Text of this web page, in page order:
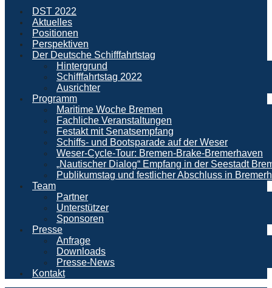
DST 2022
Aktuelles
Positionen
Perspektiven
Der Deutsche Schifffahrtstag
Hintergrund
Schifffahrtstag 2022
Ausrichter
Programm
Maritime Woche Bremen
Fachliche Veranstaltungen
Festakt mit Senatsempfang
Schiffs- und Bootsparade auf der Weser
Weser-Cycle-Tour: Bremen-Brake-Bremerhaven
„Nautischer Dialog“ Empfang in der Seestadt
Publikumstag und festlicher Abschluss in
Team
Partner
Unterstützer
Sponsoren
Presse
Anfrage
Downloads
Presse-News
Kontakt